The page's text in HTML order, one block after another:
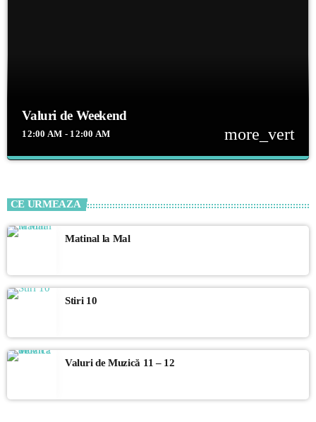
Valuri de Weekend
12:00 AM - 12:00 AM more_vert
Selecție variată de muzică europeană, românească și internațională,
inclusiv artiști locali, playlisturi speciale pentru diferite momente ale
zilei
CE URMEAZA
Matinal la Mal
Stiri 10
Valuri de Muzică 11 – 12